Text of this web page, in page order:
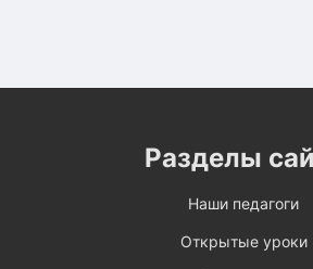
Разделы
Наши педагоги
Открытые уроки